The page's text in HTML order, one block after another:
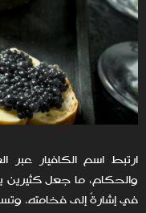
ارتبط اسم الكافيار عبر
والحكام، ما جعل
في إشارةً إلى فخامته.